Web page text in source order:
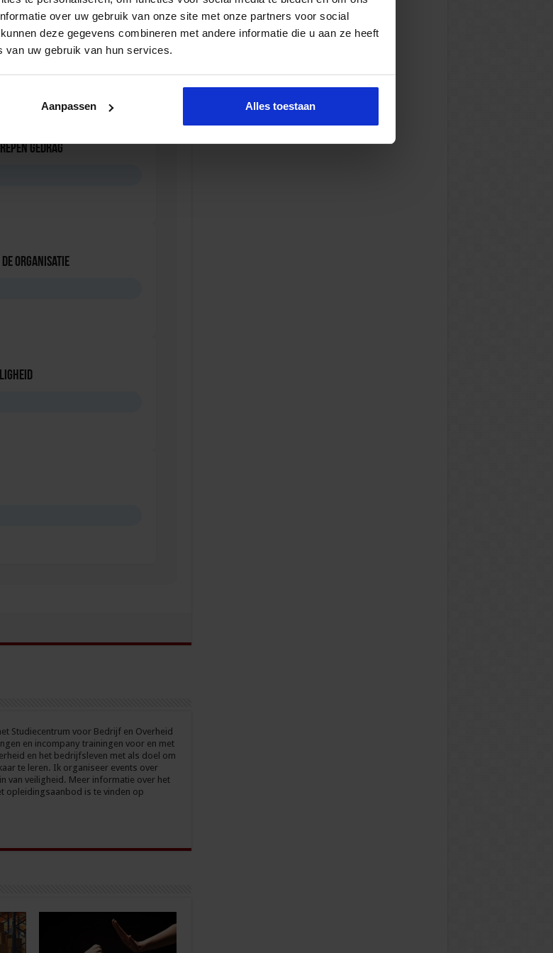
over uw gebruik van onze site met onze partners voor social
deze gegevens combineren met andere informatie die u aan ze heeft
uw gebruik van hun services.
Aanpassen Alles toestaan
gedetineerden
gedrag
Organisatie
Studiecentrum voor Bedrijf en Overheid
en incompany trainingen voor en met
en het bedrijfsleven met als doel om
te leren. Ik organiseer events over
van veiligheid. Meer informatie over het
opleidingsaanbod is te vinden op